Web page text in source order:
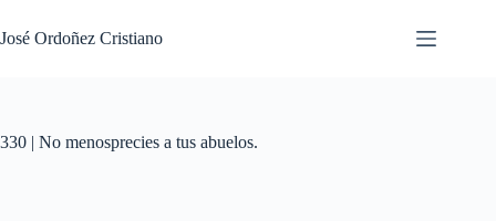
al
contenido
José Ordoñez Cristiano
330 | No menosprecies a tus abuelos.